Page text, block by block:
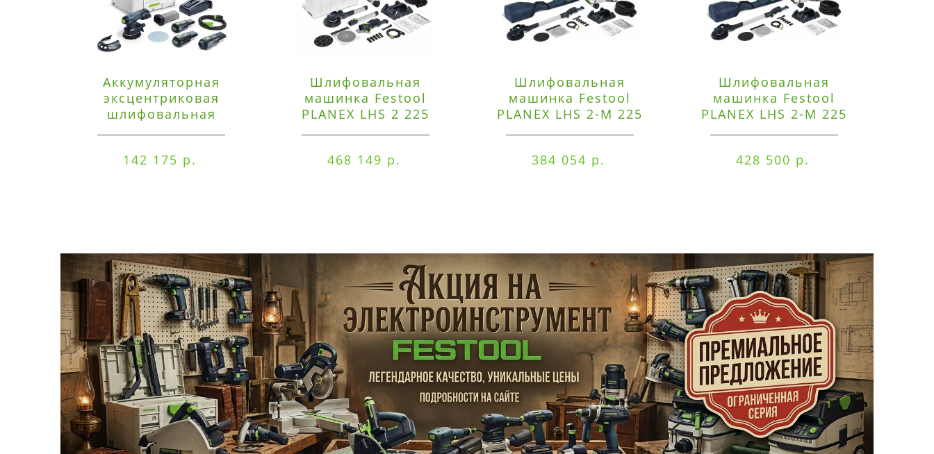
Аккумуляторная
эксцентриковая
шлифовальная
142 175 р.
Шлифовальная
машинка Festool
PLANEX LHS 2 225
468 149 р.
Шлифовальная
машинка Festool
PLANEX LHS 2-M 225
384 054 р.
Шлифовальная
машинка Festool
PLANEX LHS 2-M 225
428 500 р.